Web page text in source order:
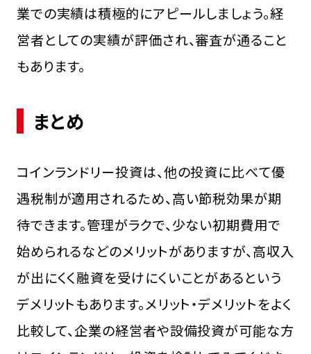
業での実績は積極的にアピールしましょう。経
営者としての実績が評価され、審査が通ること
もあります。
まとめ
コインランドリー投資は、他の投資に比べて優
遇税制が適用されるため、高い節税効果が期
待できます。管理がラクで、少ない初期費用で
始められるなどのメリットがありますが、高収入
が出にくく融資を受けにくいことがあるという
デメリットもあります。メリット・デメリットをよく
比較して、企業の経営者や設備投資が可能な方